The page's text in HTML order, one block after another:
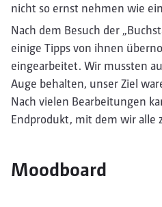
nicht so ernst nehmen wie
Nach dem Besuch der
einige Tipps von ihnen
eingearbeitet. Wir mussten
Auge behalten, unser Ziel
Nach vielen Bearbeitungen
Endprodukt, mit dem wir alle
Moodboard